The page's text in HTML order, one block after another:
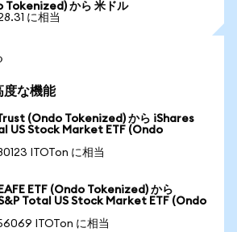
Tokenized) から 米ドル
に相当
度な機能
(Ondo Tokenized) から iShares
US Stock Market ETF (Ondo
ITOTon に相当
ETF (Ondo Tokenized) から
Total US Stock Market ETF (Ondo
ITOTon に相当